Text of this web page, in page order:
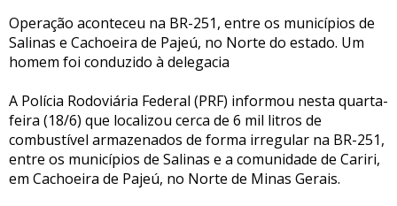
Operação aconteceu na BR-251, entre os municípios de
Salinas e Cachoeira de Pajeú, no Norte do estado. Um
homem foi conduzido à delegacia
A Polícia Rodoviária Federal (PRF) informou nesta quarta-
feira (18/6) que localizou cerca de 6 mil litros de
combustível armazenados de forma irregular na BR-251,
entre os municípios de Salinas e a comunidade de Cariri,
em Cachoeira de Pajeú, no Norte de Minas Gerais.